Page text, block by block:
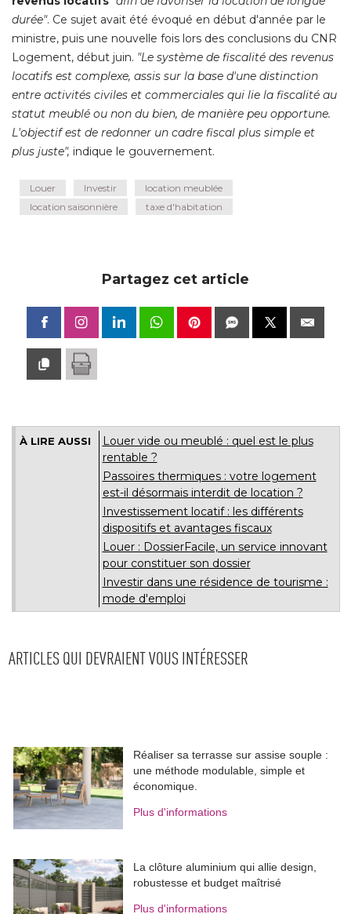
durée". Ce sujet avait été évoqué en début d'année par le
ministre, puis une nouvelle fois lors des conclusions du CNR
Logement, début juin. "Le système de fiscalité des revenus
locatifs est complexe, assis sur la base d'une distinction
entre activités civiles et commerciales qui lie la fiscalité au
statut meublé ou non du bien, de manière peu opportune.
L'objectif est de redonner un cadre fiscal plus simple et
plus juste", indique le gouvernement.
Louer Investir
location meublée
location saisonnière
taxe d'habitation
Partagez cet article
À LIRE AUSSI
Louer vide ou meublé : quel est le plus
rentable ?
Passoires thermiques : votre logement
est-il désormais interdit de location ?
Investissement locatif : les différents
dispositifs et avantages fiscaux
Louer : DossierFacile, un service innovant
pour constituer son dossier
Investir dans une résidence de tourisme :
mode d'emploi
ARTICLES QUI DEVRAIENT VOUS INTÉRESSER
Réaliser sa terrasse sur assise souple :
une méthode modulable, simple et
économique.
Plus d'informations
La clôture aluminium qui allie design,
robustesse et budget maîtrisé
Plus d'informations